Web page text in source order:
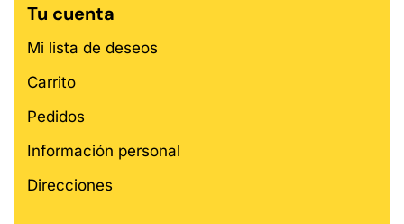
Tu cuenta
Mi lista de deseos
Carrito
Pedidos
Información personal
Direcciones